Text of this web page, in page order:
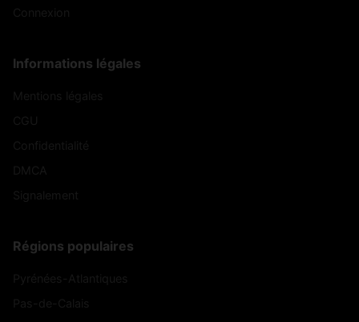
Informations légales
Régions populaires